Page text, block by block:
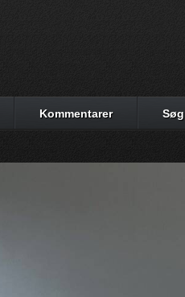
Kommentarer Søg